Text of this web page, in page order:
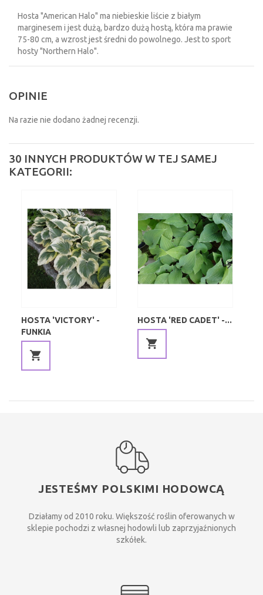
Hosta "American Halo" ma niebieskie liście z białym
marginesem i jest dużą, bardzo dużą hostą, która ma prawie
75-80 cm, a wzrost jest średni do powolnego. Jest to sport
hosty "Northern Halo".
OPINIE
Na razie nie dodano żadnej recenzji.
30 INNYCH PRODUKTÓW W TEJ SAMEJ
KATEGORII:
HOSTA 'VICTORY' -
FUNKIA
HOSTA 'RED CADET' -...
JESTEŚMY POLSKIMI HODOWCĄ
Działamy od 2010 roku. Większość roślin oferowanych w
sklepie pochodzi z własnej hodowli lub zaprzyjaźnionych
szkółek.